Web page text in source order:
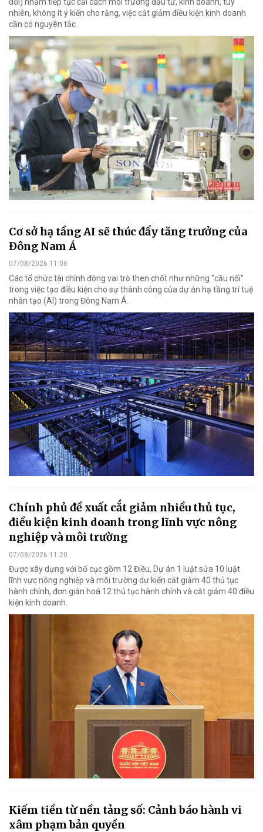
nhiên, không ít ý kiến cho rằng, việc cắt giảm điều kiện kinh doanh
cần có nguyên tắc.
Cơ sở hạ tầng AI sẽ thúc đẩy tăng trưởng của
Đông Nam Á
07/08/2026 11:06
Các tổ chức tài chính đóng vai trò then chốt như những "cầu nối"
trong việc tạo điều kiện cho sự thành công của dự án hạ tầng trí tuệ
nhân tạo (AI) trong Đông Nam Á.
Chính phủ đề xuất cắt giảm nhiều thủ tục,
điều kiện kinh doanh trong lĩnh vực nông
nghiệp và môi trường
07/08/2026 11:20
Được xây dựng với bố cục gồm 12 Điều, Dự án 1 luật sửa 10 luật
lĩnh vực nông nghiệp và môi trường dự kiến cắt giảm 40 thủ tục
hành chính, đơn giản hoá 12 thủ tục hành chính và cắt giảm 40 điều
kiện kinh doanh.
Kiếm tiền từ nền tảng số: Cảnh báo hành vi
xâm phạm bản quyền